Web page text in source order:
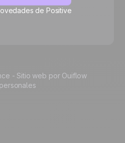
de Positive
- Sitio web por Ouiflow